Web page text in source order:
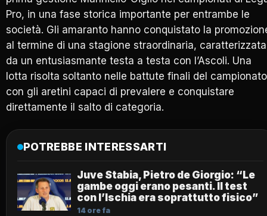
Pro, in una fase storica importante per entrambe le
società. Gli amaranto hanno conquistato la
al termine di una stagione straordinaria, caratterizzata
da un entusiasmante testa a testa con l’Ascoli. Una
lotta risolta soltanto nelle battute finali del
con gli aretini capaci di prevalere e conquistare
direttamente il salto di categoria.
POTREBBE INTERESSARTI
Juve Stabia, Pietro de Giorgio: “Le
gambe oggi erano pesanti. Il test
con l’Ischia era soprattutto fisico”
14 ore fa